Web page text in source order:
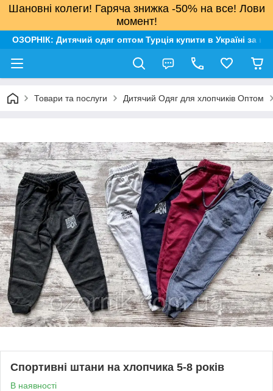
Шановні колеги! Гаряча знижка -50% на все! Лови
момент!
ОЗОРНІК: Дитячий одяг оптом Турція купити в Україні за
Товари та послуги Дитячий Одяг для хлопчиків Оптом
Спортивні штани на хлопчика 5-8 років
В наявності